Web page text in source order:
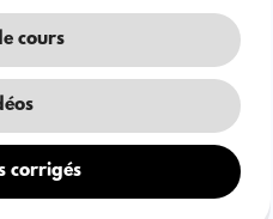
cours
corrigés